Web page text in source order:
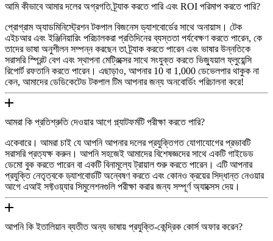
আমি কীভাবে আমার দলের অগ্রগতি ট্র্যাক করতে পারি এবং ROI পরিমাপ করতে পারি?
প্রোগ্রাম অ্যাডমিনিস্ট্রেশন টকপাল বিজনেস ড্যাশবোর্ডের সাথে অনায়াস। টেক
এইচআর এবং ইঞ্জিনিয়ারিং পরিচালকরা প্রতিদিনের ব্যস্ততা পর্যবেক্ষণ করতে পারেন, কে
তাদের ভাষা অনুশীলন সম্পন্ন করছেন তা ট্র্যাক করতে পারেন এবং ভাষার উন্নতিকে
সরাসরি স্প্রিন্ট বেগ এবং স্থাপনা মেট্রিক্সের সাথে সংযুক্ত করতে ভিজ্যুয়াল ফ্লুয়েন্সি
রিপোর্ট রফতানি করতে পারেন। এছাড়াও, আপনার 10 বা 1,000 ডেভেলপার থাকুক না
কেন, আমাদের ডেডিকেটেড টকপাল টিম আপনার জন্য অনবোর্ডিং পরিচালনা করে!
আমরা কি প্রতিশ্রুতি দেওয়ার আগে প্ল্যাটফর্মটি পরীক্ষা করতে পারি?
একেবারে। আমরা চাই যে আপনি আপনার দলের প্রযুক্তিগত যোগাযোগের প্রভাবটি
সরাসরি প্রত্যক্ষ করুন। আপনি সহজেই আমাদের বিশেষজ্ঞদের সাথে একটি গাইডেড
ডেমো বুক করতে পারেন বা একটি বিনামূল্যে ট্রায়াল শুরু করতে পারেন। এটি আপনার
প্রযুক্তি নেতৃত্বকে ড্যাশবোর্ডটি অন্বেষণ করতে এবং কোনও ক্রয়ের সিদ্ধান্ত নেওয়ার
আগে এআই সফ্টওয়্যার সিমুলেশনগুলি পরীক্ষা করার জন্য সম্পূর্ণ অ্যাক্সেস দেয়।
আপনি কি ইতালিয়ান ব্যতীত অন্য ভাষায় প্রযুক্তি-কেন্দ্রিক কোর্স অফার করেন?